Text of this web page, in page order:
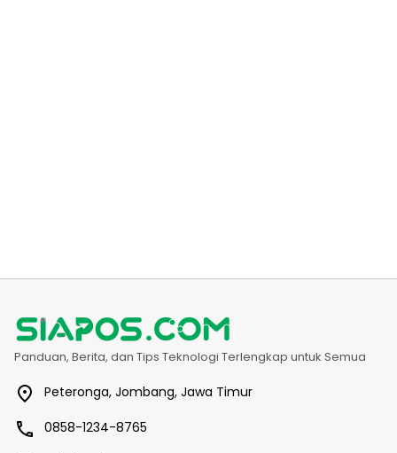
Panduan, Berita, dan Tips Teknologi Terlengkap untuk Semua
Peteronga, Jombang, Jawa Timur
0858-1234-8765